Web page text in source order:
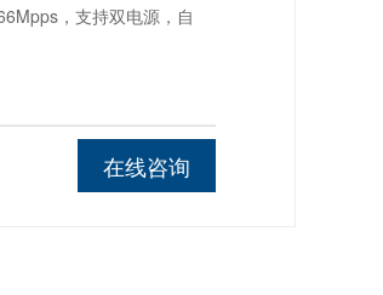
，支持双电源，自
在线咨询